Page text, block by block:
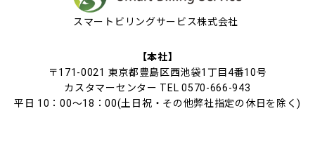
スマートビリングサービス株式会社
【本社】
〒171-0021 東京都豊島区西池袋1丁目4番10号
カスタマーセンター TEL 0570-666-943
平日 10：00～18：00(土日祝・その他弊社指定の休日を除く)